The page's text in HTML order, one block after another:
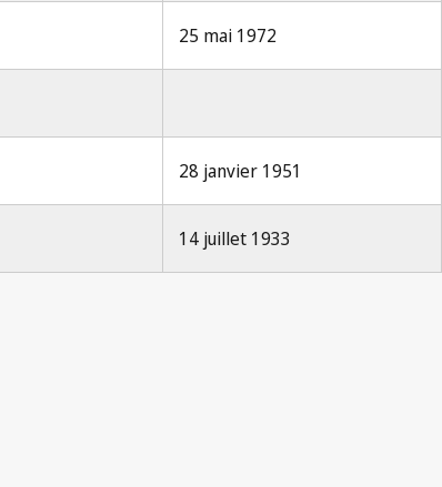
25 mai 1972
28 janvier 1951
14 juillet 1933